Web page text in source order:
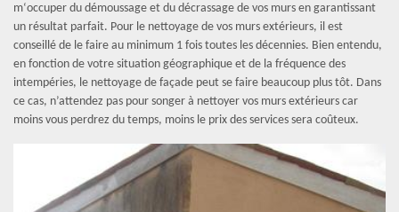
m‘occuper du démoussage et du décrassage de vos murs en garantissant
un résultat parfait. Pour le nettoyage de vos murs extérieurs, il est
conseillé de le faire au minimum 1 fois toutes les décennies. Bien entendu,
en fonction de votre situation géographique et de la fréquence des
intempéries, le nettoyage de façade peut se faire beaucoup plus tôt. Dans
ce cas, n’attendez pas pour songer à nettoyer vos murs extérieurs car
moins vous perdrez du temps, moins le prix des services sera coûteux.